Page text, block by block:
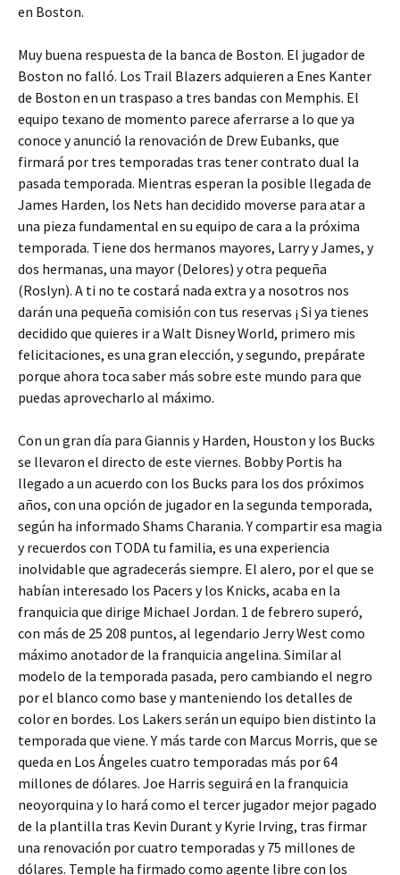
en Boston.
Muy buena respuesta de la banca de Boston. El jugador de
Boston no falló. Los Trail Blazers adquieren a Enes Kanter
de Boston en un traspaso a tres bandas con Memphis. El
equipo texano de momento parece aferrarse a lo que ya
conoce y anunció la renovación de Drew Eubanks, que
firmará por tres temporadas tras tener contrato dual la
pasada temporada. Mientras esperan la posible llegada de
James Harden, los Nets han decidido moverse para atar a
una pieza fundamental en su equipo de cara a la próxima
temporada. Tiene dos hermanos mayores, Larry y James, y
dos hermanas, una mayor (Delores) y otra pequeña
(Roslyn). A ti no te costará nada extra y a nosotros nos
darán una pequeña comisión con tus reservas ¡ Si ya tienes
decidido que quieres ir a Walt Disney World, primero mis
felicitaciones, es una gran elección, y segundo, prepárate
porque ahora toca saber más sobre este mundo para que
puedas aprovecharlo al máximo.
Con un gran día para Giannis y Harden, Houston y los Bucks
se llevaron el directo de este viernes. Bobby Portis ha
llegado a un acuerdo con los Bucks para los dos próximos
años, con una opción de jugador en la segunda temporada,
según ha informado Shams Charania. Y compartir esa magia
y recuerdos con TODA tu familia, es una experiencia
inolvidable que agradecerás siempre. El alero, por el que se
habían interesado los Pacers y los Knicks, acaba en la
franquicia que dirige Michael Jordan. 1 de febrero superó,
con más de 25 208 puntos, al legendario Jerry West como
máximo anotador de la franquicia angelina. Similar al
modelo de la temporada pasada, pero cambiando el negro
por el blanco como base y manteniendo los detalles de
color en bordes. Los Lakers serán un equipo bien distinto la
temporada que viene. Y más tarde con Marcus Morris, que se
queda en Los Ángeles cuatro temporadas más por 64
millones de dólares. Joe Harris seguirá en la franquicia
neoyorquina y lo hará como el tercer jugador mejor pagado
de la plantilla tras Kevin Durant y Kyrie Irving, tras firmar
una renovación por cuatro temporadas y 75 millones de
dólares. Temple ha firmado como agente libre con los